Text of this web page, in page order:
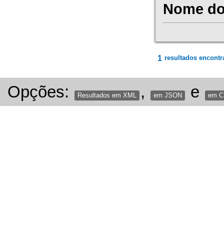
Nome
1 resultados
Opções: Resultados em XML , em JSON e em